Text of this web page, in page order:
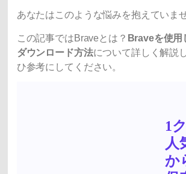
あなたはこのような悩みを抱えていま
この記事ではBraveとは？ Braveを使
ダウンロード方法について詳しく解説
ひ参考にしてください。
1
人
か